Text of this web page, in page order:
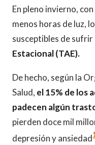
En pleno invierno,
menos horas de luz,
susceptibles de sufrir
Estacional (TAE).
De hecho, según la
Salud, el 15% de los
padecen algún
pierden doce mil
depresión y ansiedad